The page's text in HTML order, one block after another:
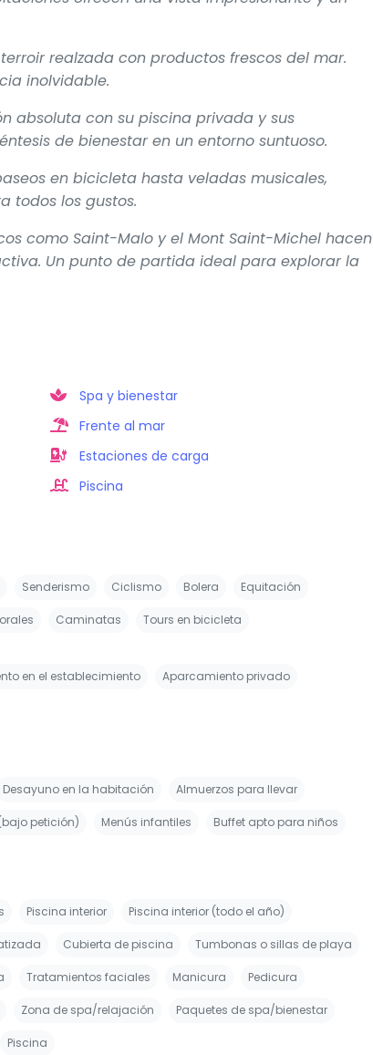
realzada con productos frescos del mar.
inolvidable.
absoluta con su piscina privada y sus
de bienestar en un entorno suntuoso.
en bicicleta hasta veladas musicales,
todos los gustos.
como Saint-Malo y el Mont Saint-Michel hacen
Un punto de partida ideal para explorar la
Spa y bienestar
Frente al mar
Estaciones de carga
Piscina
Senderismo Ciclismo Bolera Equitación
Caminatas Tours en bicicleta
en el establecimiento Aparcamiento privado
Desayuno en la habitación Almuerzos para llevar
petición) Menús infantiles Buffet apto para niños
Piscina interior Piscina interior (todo el año)
Cubierta de piscina Tumbonas o sillas de playa
Tratamientos faciales Manicura Pedicura
Zona de spa/relajación Paquetes de spa/bienestar
Piscina